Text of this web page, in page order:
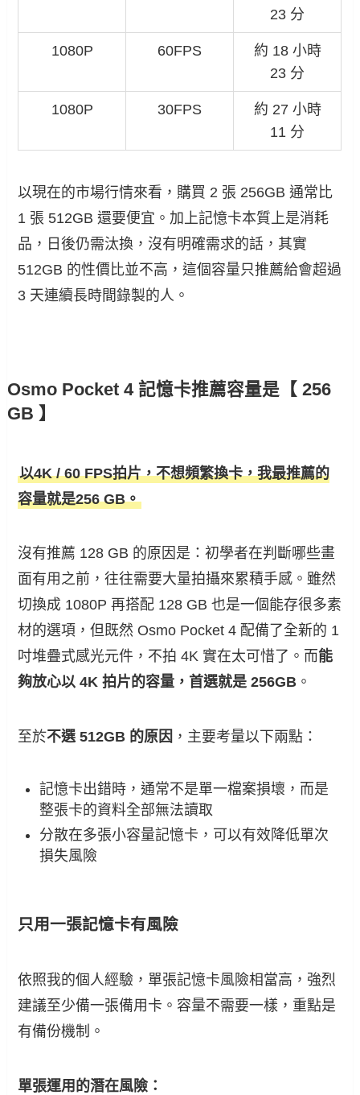
23 分
1080P 60FPS
約 18 小時
23 分
1080P 30FPS
約 27 小時
11 分
以現在的市場行情來看，購買 2 張 256GB 通常比
1 張 512GB 還要便宜。加上記憶卡本質上是消耗
品，日後仍需汰換，沒有明確需求的話，其實
512GB 的性價比並不高，這個容量只推薦給會超過
3 天連續長時間錄製的人。
Osmo Pocket 4 記憶卡推薦容量是【 256
GB 】
以4K / 60 FPS拍片，不想頻繁換卡，我最推薦的
容量就是256 GB。
沒有推薦 128 GB 的原因是：初學者在判斷哪些畫
面有用之前，往往需要大量拍攝來累積手感。雖然
切換成 1080P 再搭配 128 GB 也是一個能存很多素
材的選項，但既然 Osmo Pocket 4 配備了全新的 1
吋堆疊式感光元件，不拍 4K 實在太可惜了。而能
夠放心以 4K 拍片的容量，首選就是 256GB 。
至於不選 512GB 的原因 ，主要考量以下兩點：
記憶卡出錯時，通常不是單一檔案損壞，而是
整張卡的資料全部無法讀取
分散在多張小容量記憶卡，可以有效降低單次
損失風險
只用一張記憶卡有風險
依照我的個人經驗，單張記憶卡風險相當高，強烈
建議至少備一張備用卡。容量不需要一樣，重點是
有備份機制。
單張運用的潛在風險：